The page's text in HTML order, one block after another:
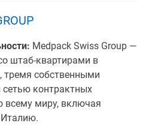
Medpack Swiss Group —
штаб-квартирами в
собственными
контрактных
всему миру, включая